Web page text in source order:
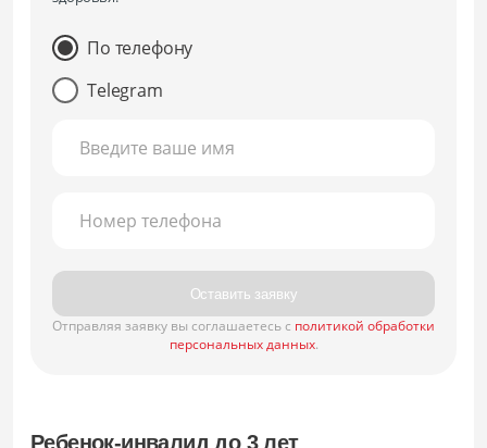
По телефону
Telegram
Введите ваше имя
Номер телефона
Оставить заявку
Отправляя заявку вы соглашаетесь с политикой обработки
персональных данных.
Ребенок-инвалид до 3 лет